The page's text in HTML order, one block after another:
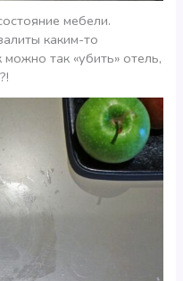
мебели.
каким-то
так «убить» отель,